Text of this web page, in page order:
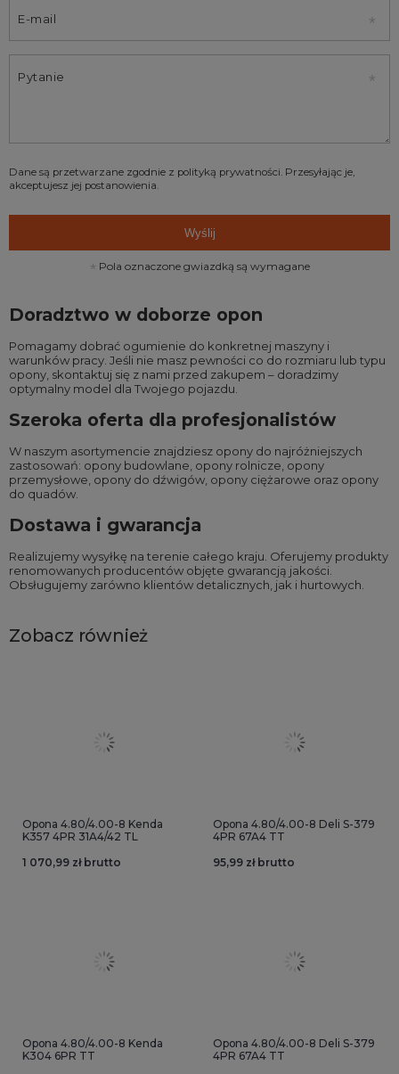
E-mail
Pytanie
Dane są przetwarzane zgodnie z polityką prywatności. Przesyłając je,
akceptujesz jej postanowienia.
Wyślij
Pola oznaczone gwiazdką są wymagane
Doradztwo w doborze opon
Pomagamy dobrać ogumienie do konkretnej maszyny i
warunków pracy. Jeśli nie masz pewności co do rozmiaru lub typu
opony, skontaktuj się z nami przed zakupem – doradzimy
optymalny model dla Twojego pojazdu.
Szeroka oferta dla profesjonalistów
W naszym asortymencie znajdziesz opony do najróżniejszych
zastosowań: opony budowlane opony rolnicze opony
przemysłowe opony do dźwigów opony ciężarowe oraz opony
do quadów
Dostawa i gwarancja
Realizujemy wysyłkę na terenie całego kraju. Oferujemy produkty
renomowanych producentów objęte gwarancją jakości.
Obsługujemy zarówno klientów detalicznych, jak i hurtowych.
Zobacz również
Opona 4.80/4.00-8 Kenda
K357 4PR 31A4/42 TL
1 070,99 zł brutto
Opona 4.80/4.00-8 Deli S-379
4PR 67A4 TT
95,99 zł brutto
Opona 4.80/4.00-8 Kenda
K304 6PR TT
Opona 4.80/4.00-8 Deli S-379
4PR 67A4 TT